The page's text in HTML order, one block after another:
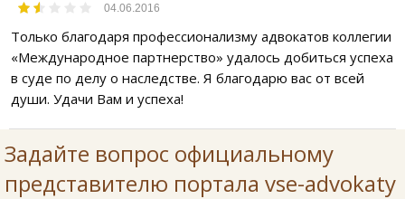
04.06.2016
Только благодаря профессионализму адвокатов коллегии
«Международное партнерство» удалось добиться успеха
в суде по делу о наследстве. Я благодарю вас от всей
души. Удачи Вам и успеха!
Задайте вопрос официальному
представителю портала vse-advokaty